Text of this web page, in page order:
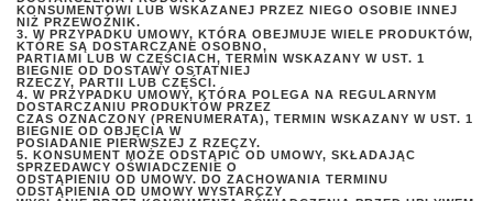
KONSUMENTOWI LUB WSKAZANEJ PRZEZ NIEGO OSOBIE INNEJ
NIŻ PRZEWOŹNIK.
3. W PRZYPADKU UMOWY, KTÓRA OBEJMUJE WIELE PRODUKTÓW,
KTÓRE SĄ DOSTARCZANE OSOBNO,
PARTIAMI LUB W CZĘŚCIACH, TERMIN WSKAZANY W UST. 1
BIEGNIE OD DOSTAWY OSTATNIEJ
RZECZY, PARTII LUB CZĘŚCI.
4. W PRZYPADKU UMOWY, KTÓRA POLEGA NA REGULARNYM
DOSTARCZANIU PRODUKTÓW PRZEZ
CZAS OZNACZONY (PRENUMERATA), TERMIN WSKAZANY W UST. 1
BIEGNIE OD OBJĘCIA W
POSIADANIE PIERWSZEJ Z RZECZY.
5. KONSUMENT MOŻE ODSTĄPIĆ OD UMOWY, SKŁADAJĄC
SPRZEDAWCY OŚWIADCZENIE O
ODSTĄPIENIU OD UMOWY. DO ZACHOWANIA TERMINU
ODSTĄPIENIA OD UMOWY WYSTARCZY